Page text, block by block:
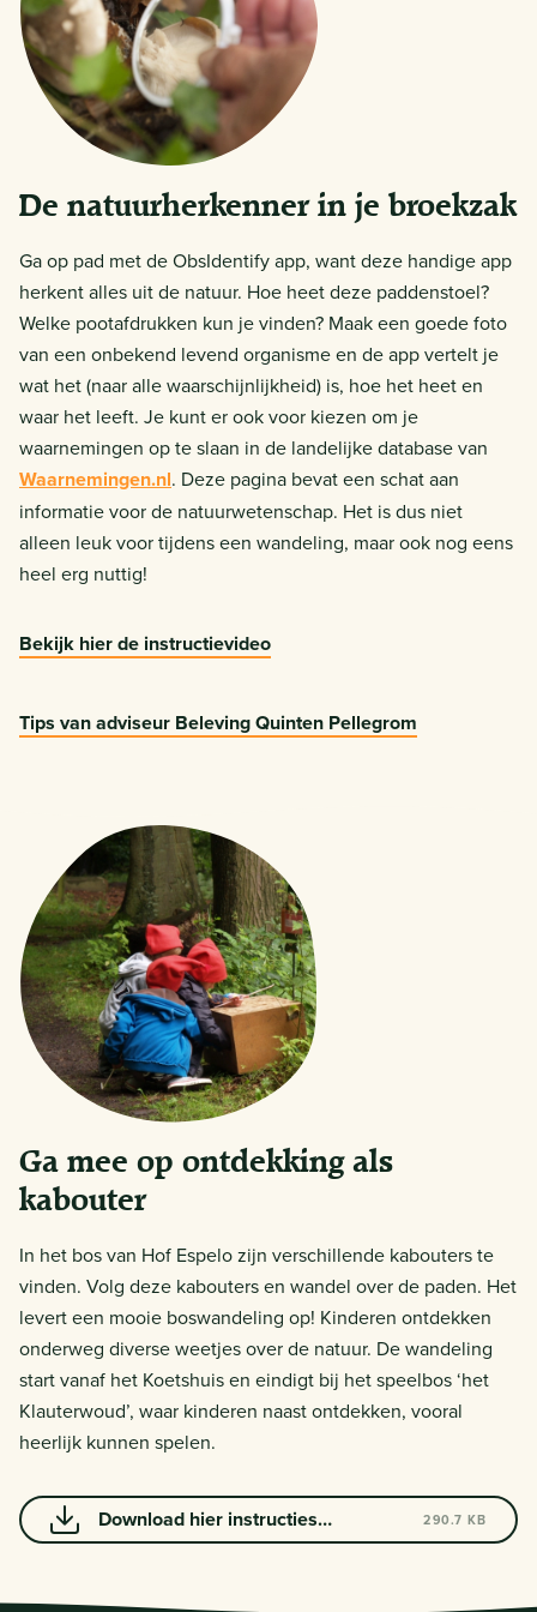
De natuurherkenner in je broekzak
Ga op pad met de ObsIdentify app, want deze handige app
herkent alles uit de natuur. Hoe heet deze paddenstoel?
Welke pootafdrukken kun je vinden? Maak een goede foto
van een onbekend levend organisme en de app vertelt je
wat het (naar alle waarschijnlijkheid) is, hoe het heet en
waar het leeft. Je kunt er ook voor kiezen om je
waarnemingen op te slaan in de landelijke database van
Waarnemingen.nl. Deze pagina bevat een schat aan
informatie voor de natuurwetenschap. Het is dus niet
alleen leuk voor tijdens een wandeling, maar ook nog eens
heel erg nuttig!
Bekijk hier de instructievideo
Tips van adviseur Beleving Quinten Pellegrom
Ga mee op ontdekking als
kabouter
In het bos van Hof Espelo zijn verschillende kabouters te
vinden. Volg deze kabouters en wandel over de paden. Het
levert een mooie boswandeling op! Kinderen ontdekken
onderweg diverse weetjes over de natuur. De wandeling
start vanaf het Koetshuis en eindigt bij het speelbos ‘het
Klauterwoud’, waar kinderen naast ontdekken, vooral
heerlijk kunnen spelen.
Download hier instructies
kabouterpad
290.7 KB